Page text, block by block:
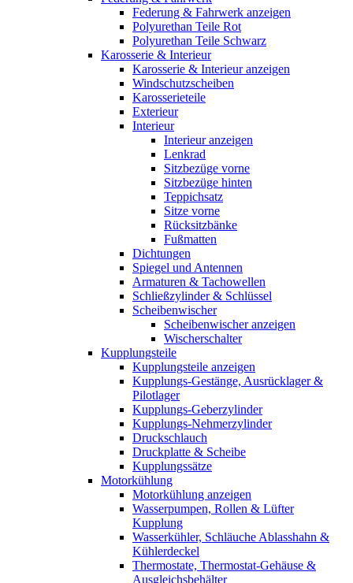
Federung & Fahrwerk anzeigen
Polyurethan Teile Rot
Polyurethan Teile Schwarz
Karosserie & Interieur
Karosserie & Interieur anzeigen
Windschutzscheiben
Karosserieteile
Exterieur
Interieur
Interieur anzeigen
Lenkrad
Sitzbezüge vorne
Sitzbezüge hinten
Teppichsatz
Sitze vorne
Rücksitzbänke
Fußmatten
Dichtungen
Spiegel und Antennen
Armaturen & Tachowellen
Schließzylinder & Schlüssel
Scheibenwischer
Scheibenwischer anzeigen
Wischerschalter
Kupplungsteile
Kupplungsteile anzeigen
Kupplungs-Gestänge, Ausrücklager &
Pilotlager
Kupplungs-Geberzylinder
Kupplungs-Nehmerzylinder
Druckschlauch
Druckplatte & Scheibe
Kupplungssätze
Motorkühlung
Motorkühlung anzeigen
Wasserpumpen, Rollen & Lüfter
Kupplung
Wasserkühler, Schläuche Ablasshahn &
Kühlerdeckel
Thermostate, Thermostat-Gehäuse &
Ausgleichsbehälter